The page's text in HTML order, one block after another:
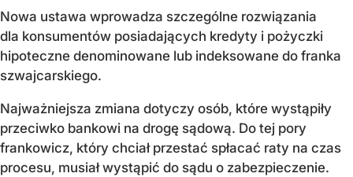
Nowa ustawa wprowadza szczególne rozwiązania
dla konsumentów posiadających kredyty i pożyczki
hipoteczne denominowane lub indeksowane do franka
szwajcarskiego.
Najważniejsza zmiana dotyczy osób, które wystąpiły
przeciwko bankowi na drogę sądową. Do tej pory
frankowicz, który chciał przestać spłacać raty na czas
procesu, musiał wystąpić do sądu o zabezpieczenie.